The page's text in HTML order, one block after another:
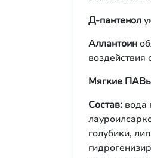
Д-пантенол
Аллантоин
Мягкие
Состав: вода
голубики,